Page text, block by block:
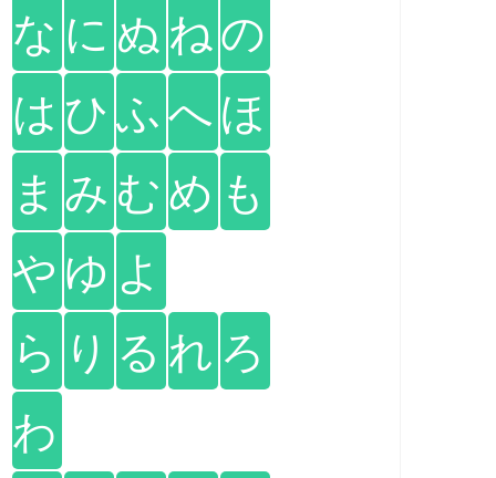
な に ぬ ねの
は ひふへほ
ま み むめ も
や ゆ よ
ら り る れ ろ
わ